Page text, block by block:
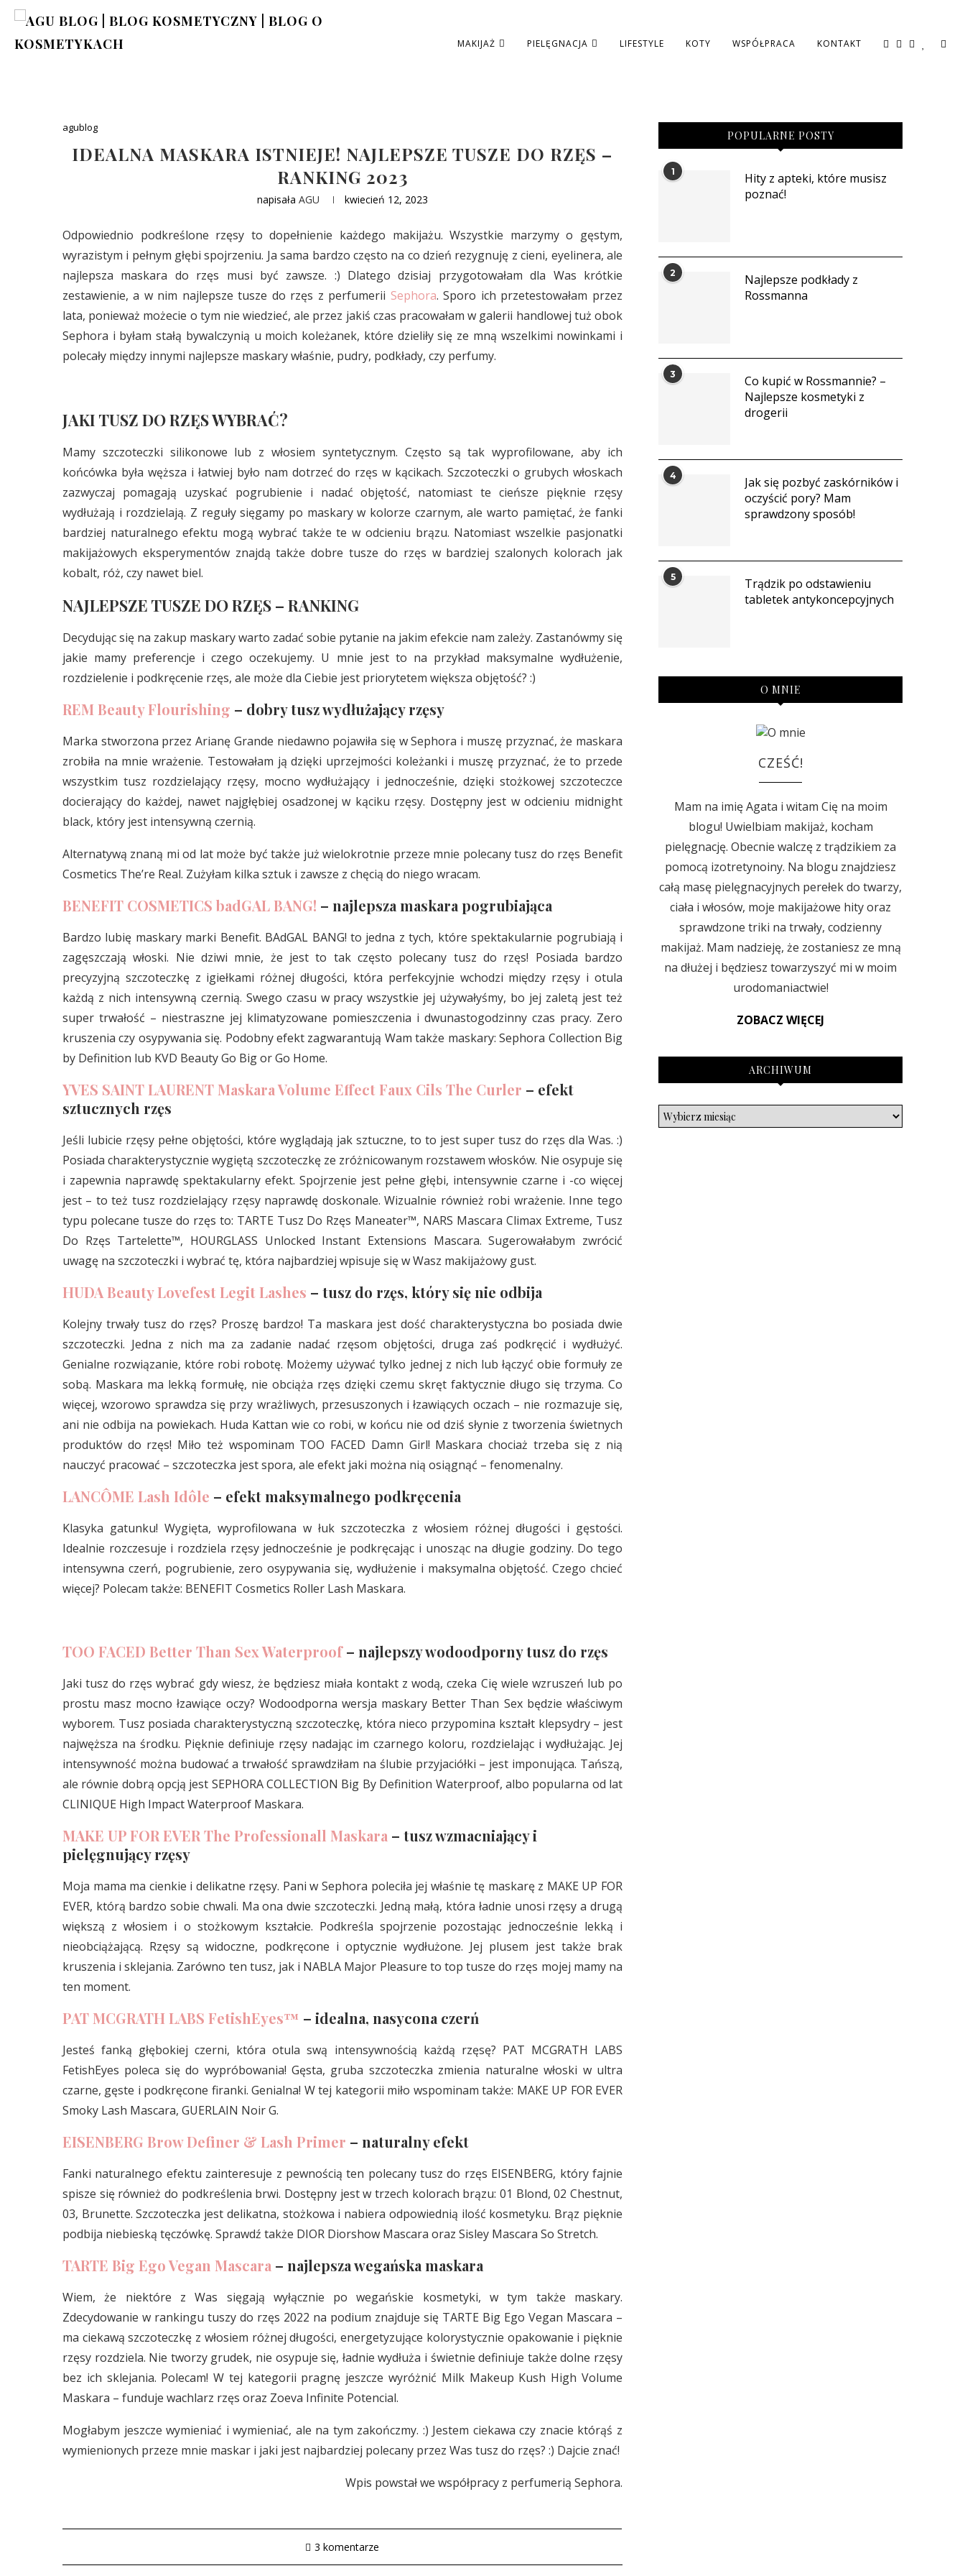
MAKIJAŻ PIELĘGNACJA LIFESTYLE KOTY WSPÓŁPRACA KONTAKT
agublog
IDEALNA MASKARA ISTNIEJE! NAJLEPSZE TUSZE DO RZĘS –
RANKING 2023
napisała AGU kwiecień 12, 2023
Odpowiednio podkreślone rzęsy to dopełnienie każdego makijażu. Wszystkie marzymy o gęstym,
wyrazistym i pełnym głębi spojrzeniu. Ja sama bardzo często na co dzień rezygnuję z cieni, eyelinera, ale
najlepsza maskara do rzęs musi być zawsze. :) Dlatego dzisiaj przygotowałam dla Was krótkie
zestawienie, a w nim najlepsze tusze do rzęs z perfumerii Sephora. Sporo ich przetestowałam przez
lata, ponieważ możecie o tym nie wiedzieć, ale przez jakiś czas pracowałam w galerii handlowej tuż obok
Sephora i byłam stałą bywalczynią u moich koleżanek, które dzieliły się ze mną wszelkimi nowinkami i
polecały między innymi najlepsze maskary właśnie, pudry, podkłady, czy perfumy.
JAKI TUSZ DO RZĘS WYBRAĆ?
Mamy szczoteczki silikonowe lub z włosiem syntetycznym. Często są tak wyprofilowane, aby ich
końcówka była węższa i łatwiej było nam dotrzeć do rzęs w kącikach. Szczoteczki o grubych włoskach
zazwyczaj pomagają uzyskać pogrubienie i nadać objętość, natomiast te cieńsze pięknie rzęsy
wydłużają i rozdzielają. Z reguły sięgamy po maskary w kolorze czarnym, ale warto pamiętać, że fanki
bardziej naturalnego efektu mogą wybrać także te w odcieniu brązu. Natomiast wszelkie pasjonatki
makijażowych eksperymentów znajdą także dobre tusze do rzęs w bardziej szalonych kolorach jak
kobalt, róż, czy nawet biel.
NAJLEPSZE TUSZE DO RZĘS – RANKING
Decydując się na zakup maskary warto zadać sobie pytanie na jakim efekcie nam zależy. Zastanówmy się
jakie mamy preferencje i czego oczekujemy. U mnie jest to na przykład maksymalne wydłużenie,
rozdzielenie i podkręcenie rzęs, ale może dla Ciebie jest priorytetem większa objętość? :)
REM Beauty Flourishing – dobry tusz wydłużający rzęsy
Marka stworzona przez Arianę Grande niedawno pojawiła się w Sephora i muszę przyznać, że maskara
zrobiła na mnie wrażenie. Testowałam ją dzięki uprzejmości koleżanki i muszę przyznać, że to przede
wszystkim tusz rozdzielający rzęsy, mocno wydłużający i jednocześnie, dzięki stożkowej szczoteczce
docierający do każdej, nawet najgłębiej osadzonej w kąciku rzęsy. Dostępny jest w odcieniu midnight
black, który jest intensywną czernią.
Alternatywą znaną mi od lat może być także już wielokrotnie przeze mnie polecany tusz do rzęs Benefit
Cosmetics The’re Real. Zużyłam kilka sztuk i zawsze z chęcią do niego wracam.
BENEFIT COSMETICS badGAL BANG! – najlepsza maskara pogrubiająca
Bardzo lubię maskary marki Benefit. BAdGAL BANG! to jedna z tych, które spektakularnie pogrubiają i
zagęszczają włoski. Nie dziwi mnie, że jest to tak często polecany tusz do rzęs! Posiada bardzo
precyzyjną szczoteczkę z igiełkami różnej długości, która perfekcyjnie wchodzi między rzęsy i otula
każdą z nich intensywną czernią. Swego czasu w pracy wszystkie jej używałyśmy, bo jej zaletą jest też
super trwałość – niestraszne jej klimatyzowane pomieszczenia i dwunastogodzinny czas pracy. Zero
kruszenia czy osypywania się. Podobny efekt zagwarantują Wam także maskary: Sephora Collection Big
by Definition lub KVD Beauty Go Big or Go Home.
YVES SAINT LAURENT Maskara Volume Effect Faux Cils The Curler – efekt
sztucznych rzęs
Jeśli lubicie rzęsy pełne objętości, które wyglądają jak sztuczne, to to jest super tusz do rzęs dla Was. :)
Posiada charakterystycznie wygiętą szczoteczkę ze zróżnicowanym rozstawem włosków. Nie osypuje się
i zapewnia naprawdę spektakularny efekt. Spojrzenie jest pełne głębi, intensywnie czarne i -co więcej
jest – to też tusz rozdzielający rzęsy naprawdę doskonale. Wizualnie również robi wrażenie. Inne tego
typu polecane tusze do rzęs to: TARTE Tusz Do Rzęs Maneater™, NARS Mascara Climax Extreme, Tusz
Do Rzęs Tartelette™, HOURGLASS Unlocked Instant Extensions Mascara. Sugerowałabym zwrócić
uwagę na szczoteczki i wybrać tę, która najbardziej wpisuje się w Wasz makijażowy gust.
HUDA Beauty Lovefest Legit Lashes – tusz do rzęs, który się nie odbija
Kolejny trwały tusz do rzęs? Proszę bardzo! Ta maskara jest dość charakterystyczna bo posiada dwie
szczoteczki. Jedna z nich ma za zadanie nadać rzęsom objętości, druga zaś podkręcić i wydłużyć.
Genialne rozwiązanie, które robi robotę. Możemy używać tylko jednej z nich lub łączyć obie formuły ze
sobą. Maskara ma lekką formułę, nie obciąża rzęs dzięki czemu skręt faktycznie długo się trzyma. Co
więcej, wzorowo sprawdza się przy wrażliwych, przesuszonych i łzawiących oczach – nie rozmazuje się,
ani nie odbija na powiekach. Huda Kattan wie co robi, w końcu nie od dziś słynie z tworzenia świetnych
produktów do rzęs! Miło też wspominam TOO FACED Damn Girl! Maskara chociaż trzeba się z nią
nauczyć pracować – szczoteczka jest spora, ale efekt jaki można nią osiągnąć – fenomenalny.
LANCÔME Lash Idôle – efekt maksymalnego podkręcenia
Klasyka gatunku! Wygięta, wyprofilowana w łuk szczoteczka z włosiem różnej długości i gęstości.
Idealnie rozczesuje i rozdziela rzęsy jednocześnie je podkręcając i unosząc na długie godziny. Do tego
intensywna czerń, pogrubienie, zero osypywania się, wydłużenie i maksymalna objętość. Czego chcieć
więcej? Polecam także: BENEFIT Cosmetics Roller Lash Maskara.
TOO FACED Better Than Sex Waterproof– najlepszy wodoodporny tusz do rzęs
Jaki tusz do rzęs wybrać gdy wiesz, że będziesz miała kontakt z wodą, czeka Cię wiele wzruszeń lub po
prostu masz mocno łzawiące oczy? Wodoodporna wersja maskary Better Than Sex będzie właściwym
wyborem. Tusz posiada charakterystyczną szczoteczkę, która nieco przypomina kształt klepsydry – jest
najwęższa na środku. Pięknie definiuje rzęsy nadając im czarnego koloru, rozdzielając i wydłużając. Jej
intensywność można budować a trwałość sprawdziłam na ślubie przyjaciółki – jest imponująca. Tańszą,
ale równie dobrą opcją jest SEPHORA COLLECTION Big By Definition Waterproof, albo popularna od lat
CLINIQUE High Impact Waterproof Maskara.
MAKE UP FOR EVER The Professionall Maskara – tusz wzmacniający i
pielęgnujący rzęsy
Moja mama ma cienkie i delikatne rzęsy. Pani w Sephora poleciła jej właśnie tę maskarę z MAKE UP FOR
EVER, którą bardzo sobie chwali. Ma ona dwie szczoteczki. Jedną małą, która ładnie unosi rzęsy a drugą
większą z włosiem i o stożkowym kształcie. Podkreśla spojrzenie pozostając jednocześnie lekką i
nieobciążającą. Rzęsy są widoczne, podkręcone i optycznie wydłużone. Jej plusem jest także brak
kruszenia i sklejania. Zarówno ten tusz, jak i NABLA Major Pleasure to top tusze do rzęs mojej mamy na
ten moment.
PAT MCGRATH LABS FetishEyes™ – idealna, nasycona czerń
Jesteś fanką głębokiej czerni, która otula swą intensywnością każdą rzęsę? PAT MCGRATH LABS
FetishEyes poleca się do wypróbowania! Gęsta, gruba szczoteczka zmienia naturalne włoski w ultra
czarne, gęste i podkręcone firanki. Genialna! W tej kategorii miło wspominam także: MAKE UP FOR EVER
Smoky Lash Mascara, GUERLAIN Noir G.
EISENBERG Brow Definer & Lash Primer – naturalny efekt
Fanki naturalnego efektu zainteresuje z pewnością ten polecany tusz do rzęs EISENBERG, który fajnie
spisze się również do podkreślenia brwi. Dostępny jest w trzech kolorach brązu: 01 Blond, 02 Chestnut,
03, Brunette. Szczoteczka jest delikatna, stożkowa i nabiera odpowiednią ilość kosmetyku. Brąz pięknie
podbija niebieską tęczówkę. Sprawdź także DIOR Diorshow Mascara oraz Sisley Mascara So Stretch.
TARTE Big Ego Vegan Mascara – najlepsza wegańska maskara
Wiem, że niektóre z Was sięgają wyłącznie po wegańskie kosmetyki, w tym także maskary.
Zdecydowanie w rankingu tuszy do rzęs 2022 na podium znajduje się TARTE Big Ego Vegan Mascara –
ma ciekawą szczoteczkę z włosiem różnej długości, energetyzujące kolorystycznie opakowanie i pięknie
rzęsy rozdziela. Nie tworzy grudek, nie osypuje się, ładnie wydłuża i świetnie definiuje także dolne rzęsy
bez ich sklejania. Polecam! W tej kategorii pragnę jeszcze wyróżnić Milk Makeup Kush High Volume
Maskara – funduje wachlarz rzęs oraz Zoeva Infinite Potencial.
Mogłabym jeszcze wymieniać i wymieniać, ale na tym zakończmy. :) Jestem ciekawa czy znacie którąś z
wymienionych przeze mnie maskar i jaki jest najbardziej polecany przez Was tusz do rzęs? :) Dajcie znać!
Wpis powstał we współpracy z perfumerią Sephora.
3 komentarze
POPULARNE POSTY
1
Hity z apteki, które musisz
poznać!
2
Najlepsze podkłady z
Rossmanna
3
Co kupić w Rossmannie? –
Najlepsze kosmetyki z
drogerii
4
Jak się pozbyć zaskórników i
oczyścić pory? Mam
sprawdzony sposób!
5
Trądzik po odstawieniu
tabletek antykoncepcyjnych
O MNIE
CZEŚĆ!
Mam na imię Agata i witam Cię na moim
blogu! Uwielbiam makijaż, kocham
pielęgnację. Obecnie walczę z trądzikiem za
pomocą izotretynoiny. Na blogu znajdziesz
całą masę pielęgnacyjnych perełek do twarzy,
ciała i włosów, moje makijażowe hity oraz
sprawdzone triki na trwały, codzienny
makijaż. Mam nadzieję, że zostaniesz ze mną
na dłużej i będziesz towarzyszyć mi w moim
urodomaniactwie!
ZOBACZ WIĘCEJ
ARCHIWUM